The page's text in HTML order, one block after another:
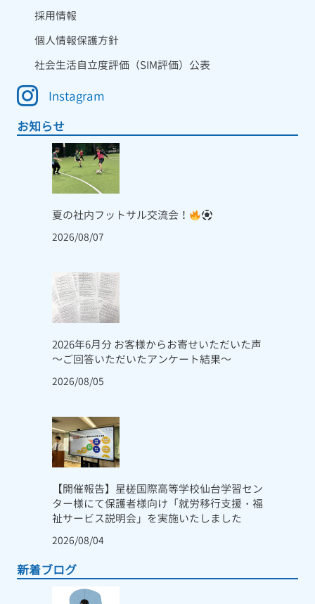
採用情報
個人情報保護方針
社会生活自立度評価（SIM評価）公表
Instagram
お知らせ
夏の社内フットサル交流会！
2026/08/07
2026年6月分 お客様からお寄せいただいた声
～ご回答いただいたアンケート結果～
2026/08/05
【開催報告】星槎国際高等学校仙台学習セン
ター様にて保護者様向け「就労移行支援・福
祉サービス説明会」を実施いたしました
2026/08/04
新着ブログ